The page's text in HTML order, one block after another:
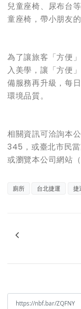
兒童座椅、尿布台
童座椅，帶小朋友
為了讓旅客「方便
入美學，讓「方便
備服務再升級，每
環境品質。
相關資訊可洽詢本
345，或臺北市民
或瀏覽本公司網
廁所 台北捷運 捷